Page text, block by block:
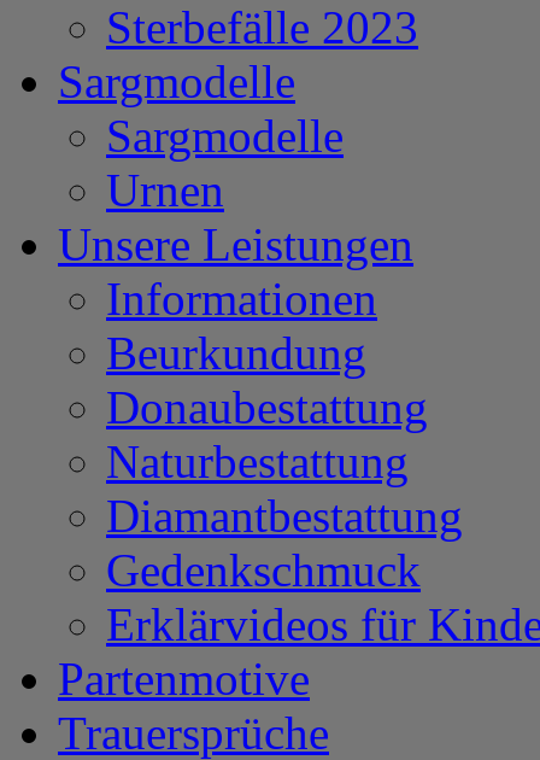
Sterbefälle 2023
Sargmodelle
Sargmodelle
Urnen
Unsere Leistungen
Informationen
Beurkundung
Donaubestattung
Naturbestattung
Diamantbestattung
Gedenkschmuck
Erklärvideos für
Partenmotive
Trauersprüche